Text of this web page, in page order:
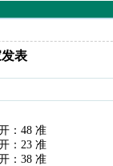
表
：48 准
：23 准
：38 准